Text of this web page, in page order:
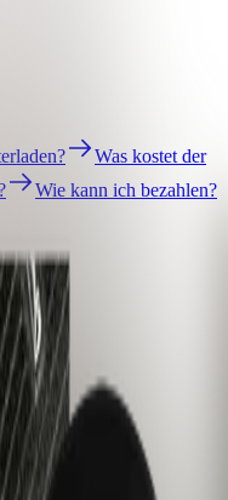
Was kostet der
Wie kann ich bezahlen?